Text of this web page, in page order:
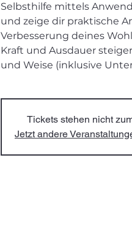
Selbsthilfe mittels
und zeige dir praktische
Verbesserung deines
Kraft und Ausdauer
und Weise (inklusive
Tickets stehen nicht
Jetzt andere